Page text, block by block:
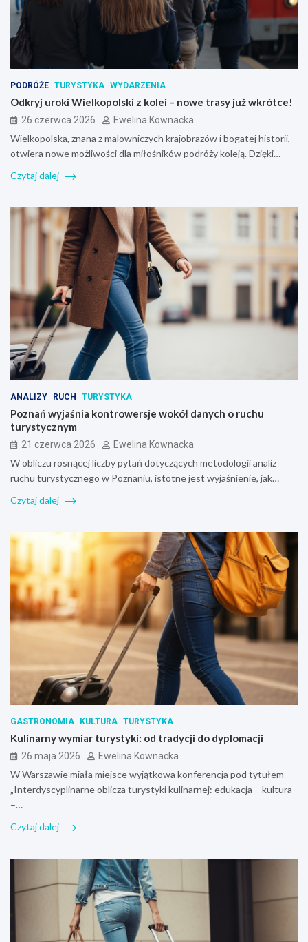
PODRÓŻE TURYSTYKA WYDARZENIA
Odkryj uroki Wielkopolski z kolei – nowe trasy już wkrótce!
26 czerwca 2026 Ewelina Kownacka
Wielkopolska, znana z malowniczych krajobrazów i bogatej historii,
otwiera nowe możliwości dla miłośników podróży koleją. Dzięki…
Czytaj dalej
ANALIZY RUCH TURYSTYKA
Poznań wyjaśnia kontrowersje wokół danych o ruchu
turystycznym
21 czerwca 2026 Ewelina Kownacka
W obliczu rosnącej liczby pytań dotyczących metodologii analiz
ruchu turystycznego w Poznaniu, istotne jest wyjaśnienie, jak…
Czytaj dalej
GASTRONOMIA KULTURA TURYSTYKA
Kulinarny wymiar turystyki: od tradycji do dyplomacji
26 maja 2026 Ewelina Kownacka
W Warszawie miała miejsce wyjątkowa konferencja pod tytułem
„Interdyscyplinarne oblicza turystyki kulinarnej: edukacja – kultura
–…
Czytaj dalej